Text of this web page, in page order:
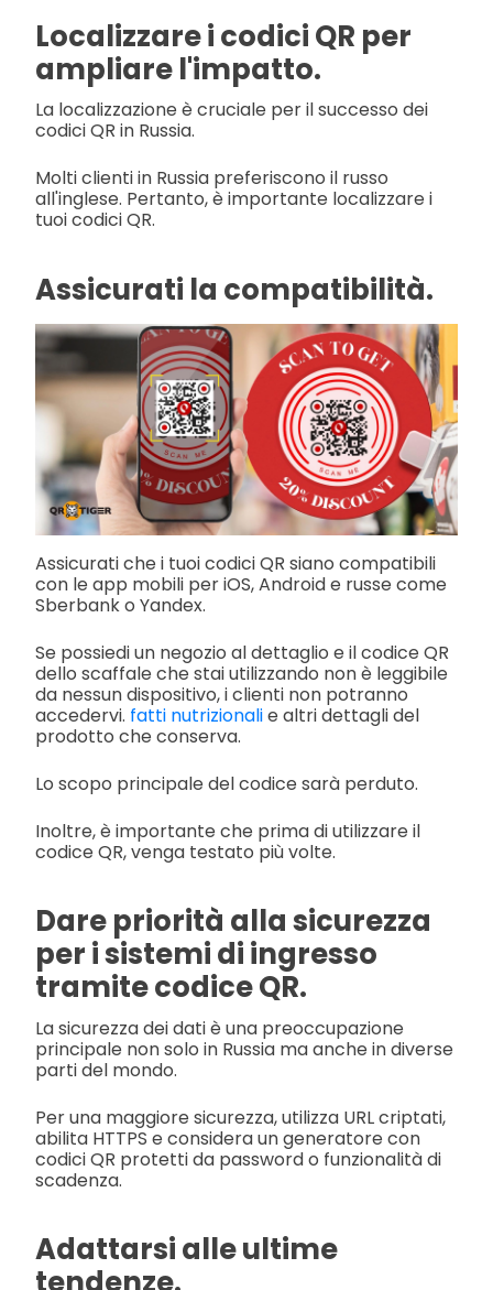
Localizzare i codici QR per
ampliare l'impatto.
La localizzazione è cruciale per il successo dei
codici QR in Russia.
Molti clienti in Russia preferiscono il russo
all'inglese. Pertanto, è importante localizzare i
tuoi codici QR.
Assicurati la compatibilità.
Assicurati che i tuoi codici QR siano compatibili
con le app mobili per iOS, Android e russe come
Sberbank o Yandex.
Se possiedi un negozio al dettaglio e il codice QR
dello scaffale che stai utilizzando non è leggibile
da nessun dispositivo, i clienti non potranno
accedervi. fatti nutrizionalie altri dettagli del
prodotto che conserva.
Lo scopo principale del codice sarà perduto.
Inoltre, è importante che prima di utilizzare il
codice QR, venga testato più volte.
Dare priorità alla sicurezza
per i sistemi di ingresso
tramite codice QR.
La sicurezza dei dati è una preoccupazione
principale non solo in Russia ma anche in diverse
parti del mondo.
Per una maggiore sicurezza, utilizza URL criptati,
abilita HTTPS e considera un generatore con
codici QR protetti da password o funzionalità di
scadenza.
Adattarsi alle ultime